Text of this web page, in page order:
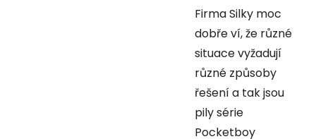
Firma Silky moc
dobře ví, že různé
situace vyžadují
různé způsoby
řešení a tak jsou
pily série
Pocketboy